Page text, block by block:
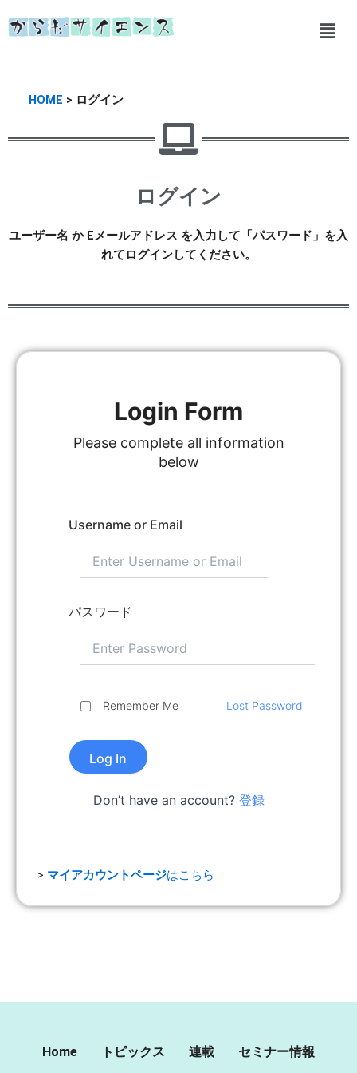
容
メ
ニ
HOME > ログイン
ログイン
ユーザー名 か Eメールアドレス を入力して「パスワード」を入
れてログインしてください。
Login Form
Please complete all information
below
Username or Email
パスワード
Remember Me Lost Password
Don’t have an account? 登録
> マイアカウントページはこちら
Home トピックス 連載 セミナー情報